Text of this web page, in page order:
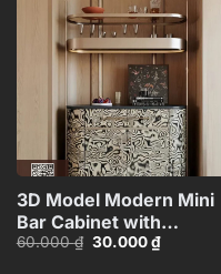
wishlist
3D Model Modern Mini
Bar Cabinet with
Decorative
60.000₫ Giá
30.000₫Giá
hiện